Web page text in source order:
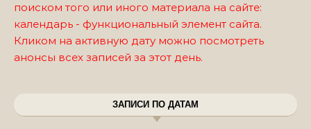
поиском того или иного материала на сайте:
календарь - функциональный элемент сайта.
Кликом на активную дату можно посмотреть
анонсы всех записей за этот день.
ЗАПИСИ ПО ДАТАМ